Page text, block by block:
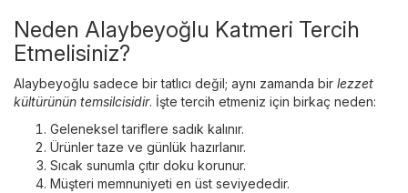
Neden Alaybeyoğlu Katmeri Tercih
Etmelisiniz?
Alaybeyoğlu sadece bir tatlıcı değil; aynı zamanda bir lezzet
kültürünün temsilcisidir. İşte tercih etmeniz için birkaç neden:
Geleneksel tariflere sadık kalınır.
Ürünler taze ve günlük hazırlanır.
Sıcak sunumla çıtır doku korunur.
Müşteri memnuniyeti en üst seviyededir.